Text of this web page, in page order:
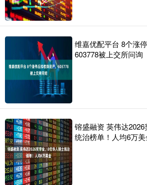
维嘉优配平台 8个涨
603778被上交所问询
镕盛融资 英伟达
统治榜单！人均6万美